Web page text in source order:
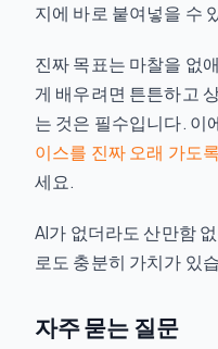
지에 바로 붙여넣을 수
진짜 목표는 마찰을 없
게 배우려면 튼튼하고
는 것은 필수입니다. 이
이스를 진짜 오래 가도
세요.
AI가 없더라도 산만함
로도 충분히 가치가 있
자주 묻는 질문